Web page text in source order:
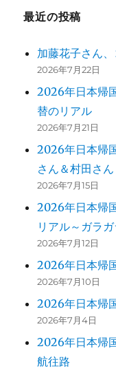
最近の投稿
加藤花子さん
2026年7月22日
2026年日本帰
替のリアル
2026年7月21日
2026年日本帰
さん＆村田さん
2026年7月15日
2026年日本帰
リアル～ガラ
2026年7月12日
2026年日本帰
2026年7月10日
2026年日本帰
2026年7月4日
2026年日本帰
航往路